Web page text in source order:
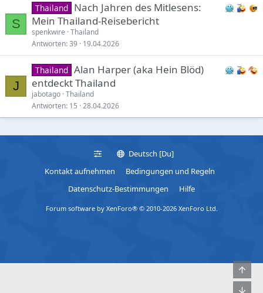
S
Thailand Nach Jahren des Mitlesens:
Mein Thailand-Reisebericht
spenkwire Thailand
Antworten 39 19.04.2026
J
Thailand Alan Harper (aka Hein Blöd)
entdeckt Thailand
jabotago Thailand
Antworten 15 28.04.2026
Deutsch [Du]
Kontakt aufnehmen
Bedingungen und Regeln
Datenschutz-Bestimmungen
Hilfe
Forum software by XenForo® © 2010-2026 XenForo Ltd.